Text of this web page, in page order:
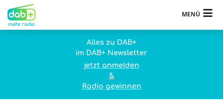
MENÜ
Alles zu DAB+
im DAB+ Newsletter
jetzt anmelden
&
Radio gewinnen